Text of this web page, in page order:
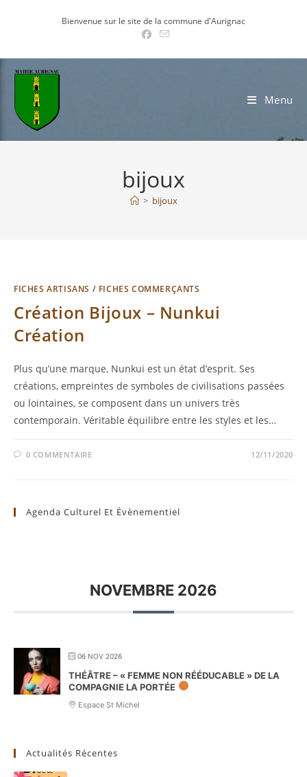
Bienvenue sur le site de la commune d'Aurignac
Menu
bijoux
> bijoux
FICHES ARTISANS / FICHES COMMERÇANTS
Création Bijoux – Nunkui
Création
Plus qu’une marque, Nunkui est un état d’esprit. Ses
créations, empreintes de symboles de civilisations passées
ou lointaines, se composent dans un univers très
contemporain. Véritable équilibre entre les styles et les…
0 COMMENTAIRE 12/11/2020
Agenda Culturel Et Évènementiel
NOVEMBRE 2026
06 NOV 2026
THÉÂTRE – « FEMME NON RÉÉDUCABLE » DE LA
COMPAGNIE LA PORTÉE
Espace St Michel
Actualités Récentes